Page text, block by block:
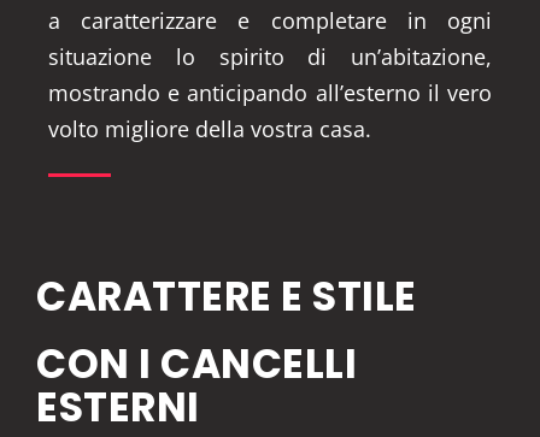
a caratterizzare e completare in ogni
situazione lo spirito di un’abitazione,
mostrando e anticipando all’esterno il vero
volto migliore della vostra casa.
CARATTERE E STILE
CON I CANCELLI
ESTERNI